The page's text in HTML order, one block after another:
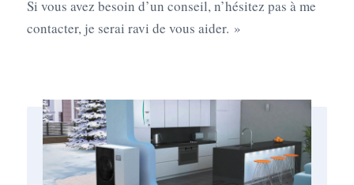
Si vous avez besoin d’un conseil, n’hésitez pas à me
contacter, je serai ravi de vous aider. »